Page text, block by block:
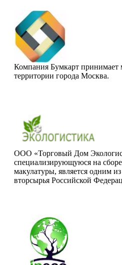
Компания Бумкарт принимает
территории города Москва.
ООО «Торговый Дом
специализирующуюся на
макулатуры, является одним
вторсырья Российской